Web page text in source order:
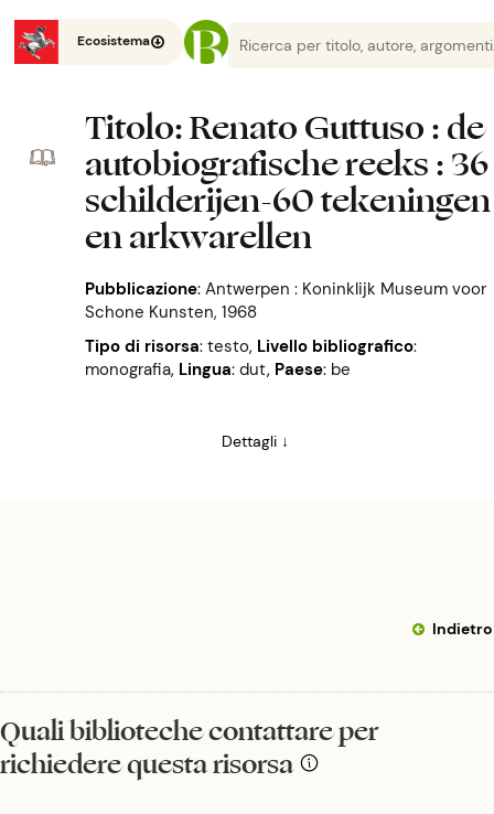
Ecosistema
Titolo: Renato Guttuso : de
autobiografische reeks : 36
schilderijen-60 tekeningen
en arkwarellen
Pubblicazione:Antwerpen : Koninklijk Museum voor
Schone Kunsten, 1968
Tipo di risorsa: testo, Livello bibliografico:
monografia, Lingua: dut, Paese: be
Dettagli ↓
Indietro
Quali biblioteche contattare per
richiedere questa risorsa